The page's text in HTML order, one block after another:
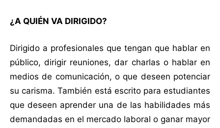
¿A QUIÉN VA DIRIGIDO?
Dirigido a profesionales que tengan que hablar en
público, dirigir reuniones, dar charlas o hablar en
medios de comunicación, o que deseen potenciar
su carisma. También está escrito para estudiantes
que deseen aprender una de las habilidades más
demandadas en el mercado laboral o ganar mayor